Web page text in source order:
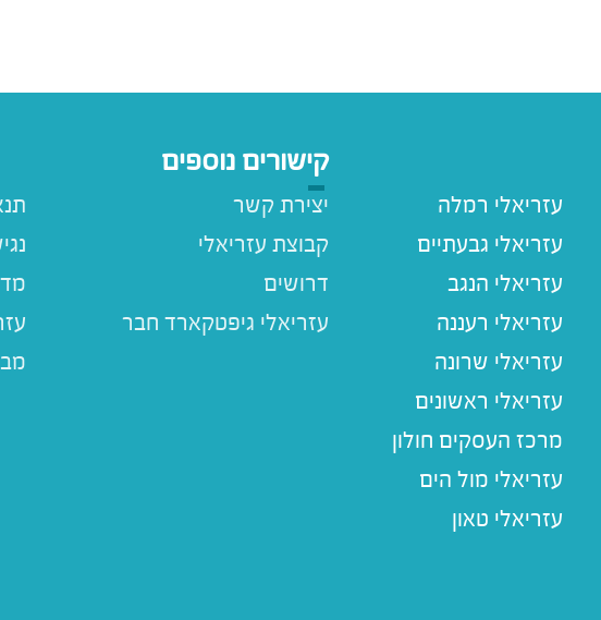
עזריאלי רמלה
עזריאלי גבעתיים
עזריאלי הנגב
עזריאלי רעננה
עזריאלי שרונה
עזריאלי ראשונים
מרכז העסקים חולון
עזריאלי מול הים
עזריאלי טאון
קישורים נוספים
יצירת קשר
קבוצת עזריאלי
דרושים